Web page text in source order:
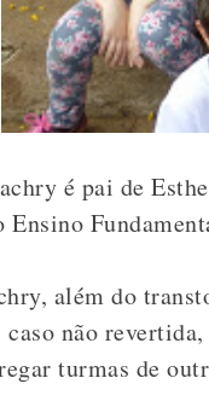
é pai de
Ensino
além do
caso não
turmas de